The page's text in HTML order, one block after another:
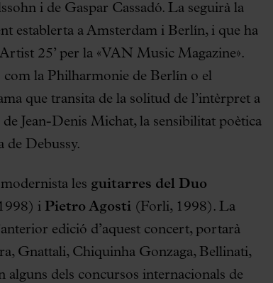
i de Gaspar Cassadó. La seguirà la
establerta a Amsterdam i Berlín, i que ha
25’ per la «VAN Music Magazine».
com la Philharmonie de Berlín o el
que transita de la solitud de l’intèrpret a
Jean-Denis Michat, la sensibilitat poètica
de Debussy.
les guitarres del Duo
i Pietro Agosti (Forli, 1998). La
edició d’aquest concert, portarà
Gnattali, Chiquinha Gonzaga, Bellinati,
dels concursos internacionals de